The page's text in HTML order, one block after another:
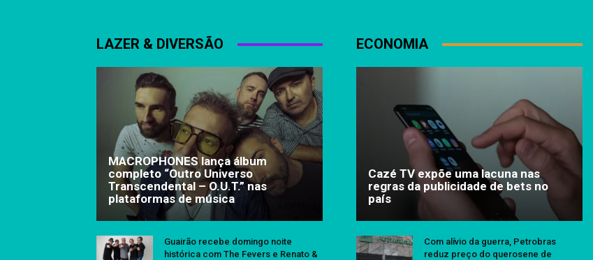
LAZER & DIVERSÃO
MACROPHONES lança álbum
completo “Outro Universo
Transcendental – O.U.T.” nas
plataformas de música
Guairão recebe domingo noite
histórica com The Fevers e Renato &
ECONOMIA
Cazé TV expõe uma lacuna nas
regras da publicidade de bets no
país
Com alívio da guerra, Petrobras
reduz preço do querosene de